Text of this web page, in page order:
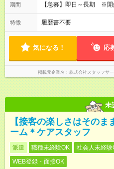
期間 【急募】即日～長期 ※
特徴 履歴書不要
気になる！ 応
掲載元企業名 株式会社スタッフサ
未
【接客の楽しさはその
ーム＊ケアスタッフ
派遣 職種未経験OK 社会人未経験
WEB登録・面接OK